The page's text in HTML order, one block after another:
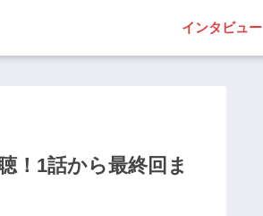
インタビュー
！1話から最終回ま